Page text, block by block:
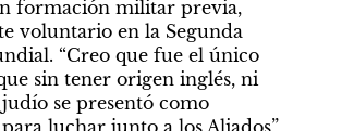
formación militar previa,
voluntario en la Segunda
“Creo que fue el único
sin tener origen inglés, ni
se presentó como
luchar junto a los Aliados”,